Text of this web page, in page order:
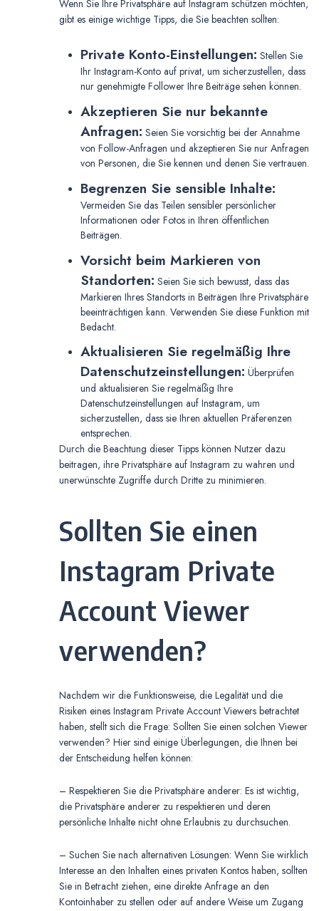
Wenn Sie Ihre Privatsphäre auf Instagram schützen möchten,
gibt es einige wichtige Tipps, die Sie beachten sollten:
Private Konto-Einstellungen: Stellen Sie
Ihr Instagram-Konto auf privat, um sicherzustellen, dass
nur genehmigte Follower Ihre Beiträge sehen können.
Akzeptieren Sie nur bekannte
Anfragen: Seien Sie vorsichtig bei der Annahme
von Follow-Anfragen und akzeptieren Sie nur Anfragen
von Personen, die Sie kennen und denen Sie vertrauen.
Begrenzen Sie sensible Inhalte:
Vermeiden Sie das Teilen sensibler persönlicher
Informationen oder Fotos in Ihren öffentlichen
Beiträgen.
Vorsicht beim Markieren von
Standorten: Seien Sie sich bewusst, dass das
Markieren Ihres Standorts in Beiträgen Ihre Privatsphäre
beeinträchtigen kann. Verwenden Sie diese Funktion mit
Bedacht.
Aktualisieren Sie regelmäßig Ihre
Datenschutzeinstellungen: Überprüfen
und aktualisieren Sie regelmäßig Ihre
Datenschutzeinstellungen auf Instagram, um
sicherzustellen, dass sie Ihren aktuellen Präferenzen
entsprechen.
Durch die Beachtung dieser Tipps können Nutzer dazu
beitragen, ihre Privatsphäre auf Instagram zu wahren und
unerwünschte Zugriffe durch Dritte zu minimieren.
Sollten Sie einen
Instagram Private
Account Viewer
verwenden?
Nachdem wir die Funktionsweise, die Legalität und die
Risiken eines Instagram Private Account Viewers betrachtet
haben, stellt sich die Frage: Sollten Sie einen solchen Viewer
verwenden? Hier sind einige Überlegungen, die Ihnen bei
der Entscheidung helfen können:
– Respektieren Sie die Privatsphäre anderer: Es ist wichtig,
die Privatsphäre anderer zu respektieren und deren
persönliche Inhalte nicht ohne Erlaubnis zu durchsuchen.
– Suchen Sie nach alternativen Lösungen: Wenn Sie wirklich
Interesse an den Inhalten eines privaten Kontos haben, sollten
Sie in Betracht ziehen, eine direkte Anfrage an den
Kontoinhaber zu stellen oder auf andere Weise um Zugang